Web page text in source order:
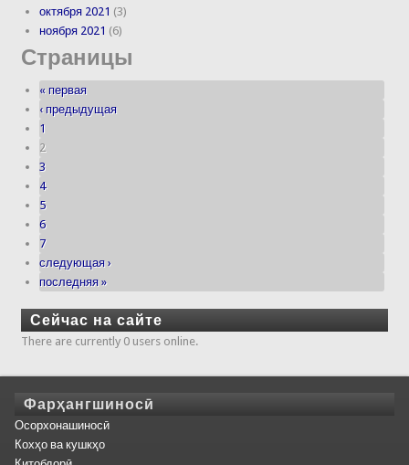
октября 2021 (3)
ноября 2021 (6)
Страницы
« первая
‹ предыдущая
1
2
3
4
5
6
7
следующая ›
последняя »
Сейчас на сайте
There are currently 0 users online.
Фарҳангшиносӣ
Осорхонашиносӣ
Кохҳо ва кушкҳо